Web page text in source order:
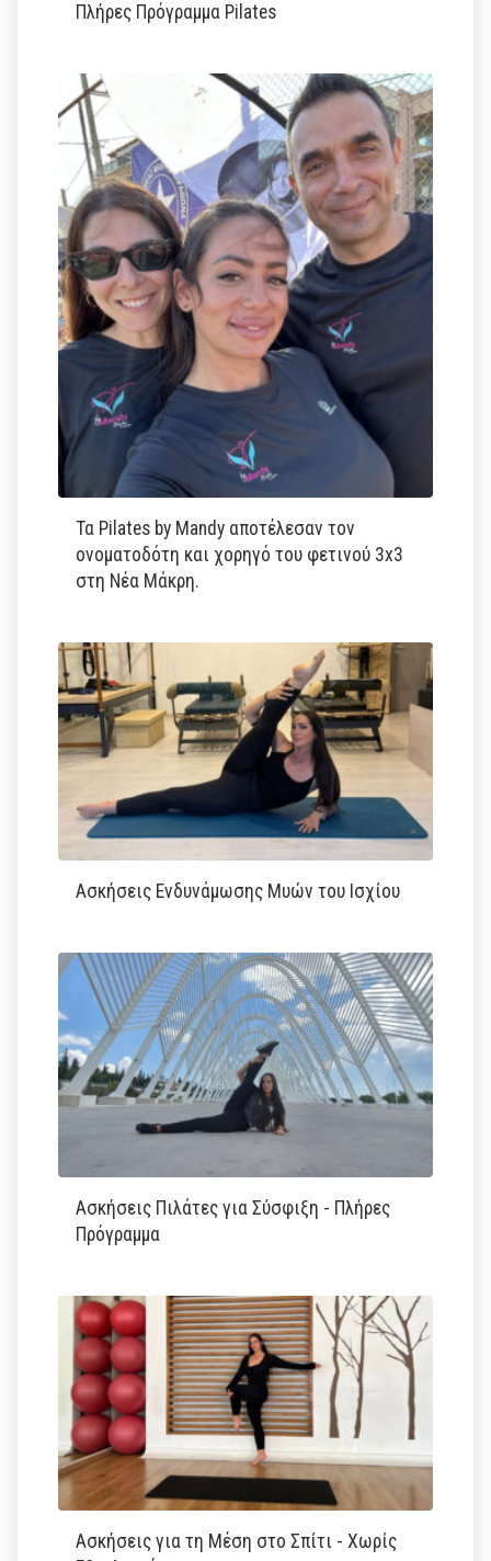
Πλήρες Πρόγραμμα Pilates
Τα Pilates by Mandy αποτέλεσαν τον
ονοματοδότη και χορηγό του φετινού 3x3
στη Νέα Μάκρη.
Ασκήσεις Ενδυνάμωσης Μυών του Ισχίου
Ασκήσεις Πιλάτες για Σύσφιξη - Πλήρες
Πρόγραμμα
Ασκήσεις για τη Μέση στο Σπίτι - Χωρίς